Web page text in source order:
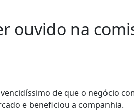
ouvido na
de que o negócio
e beneficiou a companhia.